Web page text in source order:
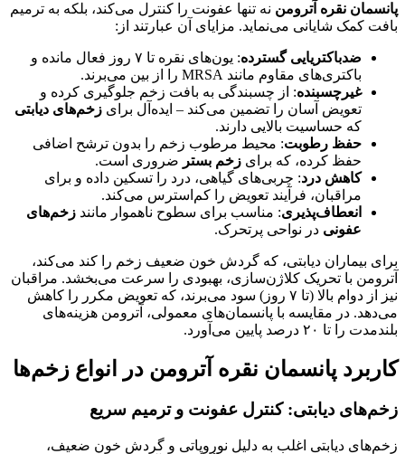
پانسمان نقره آترومن نه تنها عفونت را کنترل می‌کند، بلکه به ترمیم
بافت کمک شایانی می‌نماید. مزایای آن عبارتند از:
ضدباکتریایی گسترده
: یون‌های نقره تا ۷ روز فعال مانده و
باکتری‌های مقاوم مانند MRSA را از بین می‌برند.
غیرچسبنده: از چسبندگی به بافت زخم جلوگیری کرده و
تعویض آسان را تضمین می‌کند – ایده‌آل برای زخم‌های دیابتی
که حساسیت بالایی دارند.
حفظ رطوبت: محیط مرطوب زخم را بدون ترشح اضافی
حفظ کرده، که برای زخم بستر ضروری است.
کاهش درد: چربی‌های گیاهی، درد را تسکین داده و برای
مراقبان، فرآیند تعویض را کم‌استرس می‌کند.
انعطاف‌پذیری: مناسب برای سطوح ناهموار مانند زخم‌های
عفونی در نواحی پرتحرک.
برای بیماران دیابتی، که گردش خون ضعیف زخم را کند می‌کند،
آترومن با تحریک کلاژن‌سازی، بهبودی را سرعت می‌بخشد. مراقبان
نیز از دوام بالا (تا ۷ روز) سود می‌برند، که تعویض مکرر را کاهش
می‌دهد. در مقایسه با پانسمان‌های معمولی، آترومن هزینه‌های
بلندمدت را تا ۲۰ درصد پایین می‌آورد.
کاربرد پانسمان نقره آترومن در انواع زخم‌ها
زخم‌های دیابتی: کنترل عفونت و ترمیم سریع
زخم‌های دیابتی اغلب به دلیل نوروپاتی و گردش خون ضعیف،